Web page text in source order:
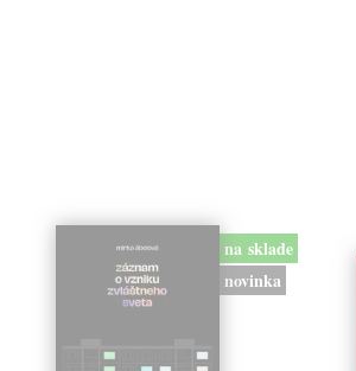
na sklade
novinka